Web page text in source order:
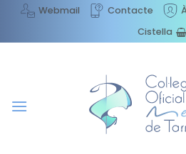
content
Webmail Contacte
Cistella